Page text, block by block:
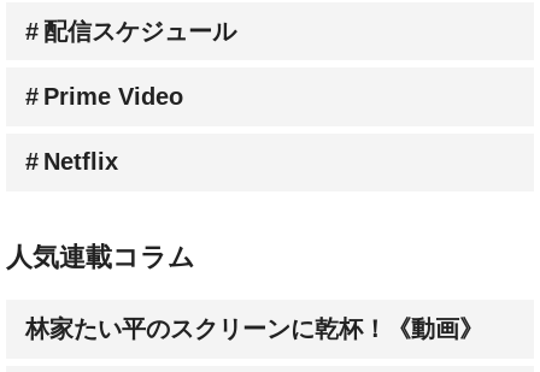
配信スケジュール
Prime Video
Netflix
人気連載コラム
林家たい平のスクリーンに乾杯！《動画》